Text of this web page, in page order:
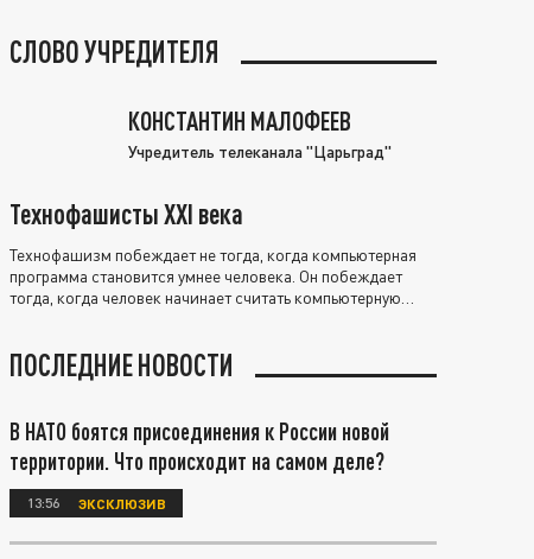
СЛОВО УЧРЕДИТЕЛЯ
КОНСТАНТИН МАЛОФЕЕВ
Учредитель телеканала "Царьград"
Технофашисты XXI века
Технофашизм побеждает не тогда, когда компьютерная
программа становится умнее человека. Он побеждает
тогда, когда человек начинает считать компьютерную
ПОСЛЕДНИЕ НОВОСТИ
В НАТО боятся присоединения к России новой
территории. Что происходит на самом деле?
13:56 ЭКСКЛЮЗИВ